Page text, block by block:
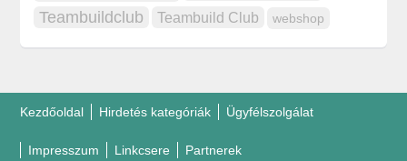
Teambuildclub
Teambuild Club webshop
Kezdőoldal Hirdetés kategóriák Ügyfélszolgálat
Impresszum Linkcsere Partnerek